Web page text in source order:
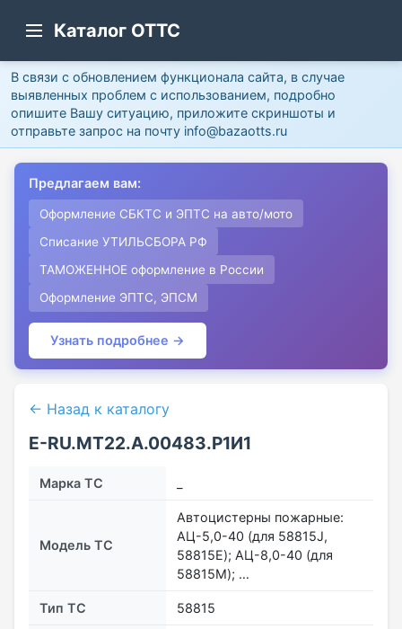
Каталог ОТТС
В связи с обновлением функционала сайта, в случае
выявленных проблем с использованием, подробно
опишите Вашу ситуацию, приложите скриншоты и
отправьте запрос на почту info@bazaotts.ru
Предлагаем вам:
Оформление СБКТС и ЭПТС на авто/мото
Списание УТИЛЬСБОРА РФ
ТАМОЖЕННОЕ оформление в России
Оформление ЭПТС, ЭПСМ
Узнать подробнее →
← Назад к каталогу
Е-RU.МТ22.А.00483.Р1И1
Марка ТС
Модель ТС
Автоцистерны пожарные:
АЦ-5,0-40 (для 58815J,
58815E); АЦ-8,0-40 (для
58815M); …
Тип ТС 58815